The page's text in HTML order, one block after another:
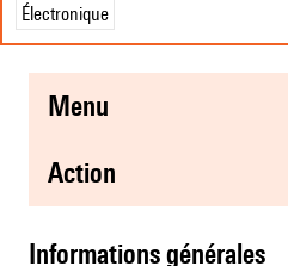
Électronique
menu
action
informations générales